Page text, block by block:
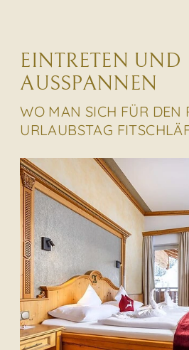
EINTRETEN UND
AUSSPANNEN
WO MAN SICH FÜR DEN
URLAUBSTAG